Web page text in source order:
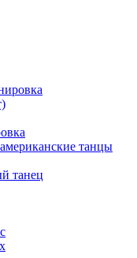
танцы
танец